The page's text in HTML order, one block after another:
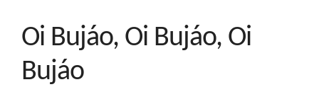
Oi Bujáo, Oi Bujáo, Oi
Bujáo